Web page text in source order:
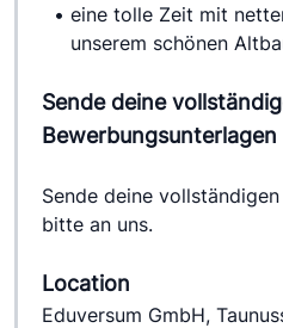
eine tolle Zeit mit
unserem schönen
Sende deine
Sende deine
bitte an uns.
Location
Eduversum GmbH,